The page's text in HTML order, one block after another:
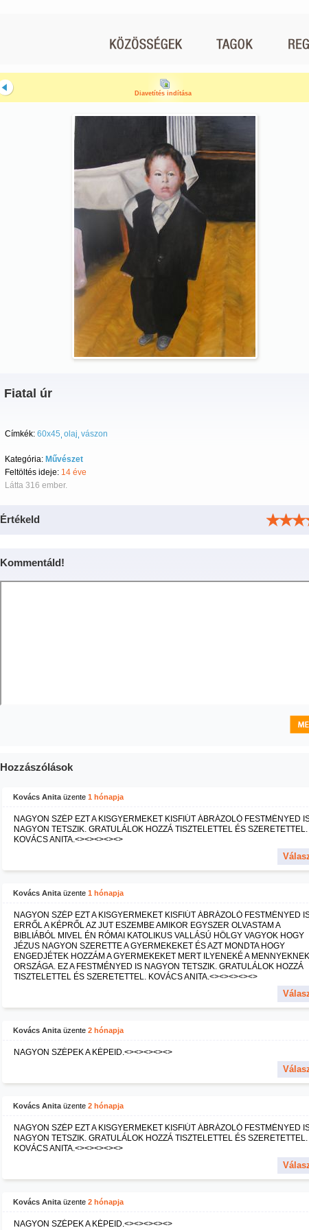
Diavetítés indítása
Fiatal úr
Címkék: 60x45 olaj vászon
Kategória: Művészet
Feltöltés ideje: 14 éve
Látta 316 ember.
Értékeld
Kommentáld!
Hozzászólások
Kovács Anitaüzente 1 hónapja
NAGYON SZÉP EZT A KISGYERMEKET KISFIÚT ÁBRÁZOLÓ FESTMÉNYED
NAGYON TETSZIK. GRATULÁLOK HOZZÁ TISZTELETTEL ÉS SZERETETTEL.
KOVÁCS ANITA.<><><><><>
Kovács Anitaüzente 1 hónapja
NAGYON SZÉP EZT A KISGYERMEKET KISFIÚT ÁBRÁZOLÓ FESTMÉNYED
ERRŐL A KÉPRŐL AZ JUT ESZEMBE AMIKOR EGYSZER OLVASTAM A
BIBLIÁBÓL MIVEL ÉN RÓMAI KATOLIKUS VALLÁSÚ HÖLGY VAGYOK HOGY
JÉZUS NAGYON SZERETTE A GYERMEKEKET ÉS AZT MONDTA HOGY
ENGEDJÉTEK HOZZÁM A GYERMEKEKET MERT ILYENEKÉ A MENNYEKNEK
ORSZÁGA. EZ A FESTMÉNYED IS NAGYON TETSZIK. GRATULÁLOK HOZZÁ
TISZTELETTEL ÉS SZERETETTEL. KOVÁCS ANITA.<><><><><>
Kovács Anitaüzente 2 hónapja
NAGYON SZÉPEK A KÉPEID.<><><><><>
Kovács Anitaüzente 2 hónapja
NAGYON SZÉP EZT A KISGYERMEKET KISFIÚT ÁBRÁZOLÓ FESTMÉNYED
NAGYON TETSZIK. GRATULÁLOK HOZZÁ TISZTELETTEL ÉS SZERETETTEL.
KOVÁCS ANITA.<><><><><>
Kovács Anitaüzente 2 hónapja
NAGYON SZÉPEK A KÉPEID.<><><><><>